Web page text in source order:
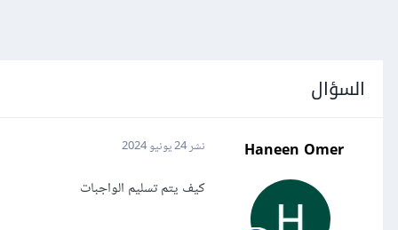
السؤال
Haneen Omer نشر24 يونيو 2024
كيف يتم تسليم الواجبات